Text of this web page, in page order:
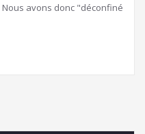
avons donc "déconfiné